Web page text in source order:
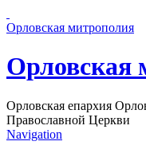
Орловская митрополия
Орловская
Орловская епархия
Православной Церкви
Navigation